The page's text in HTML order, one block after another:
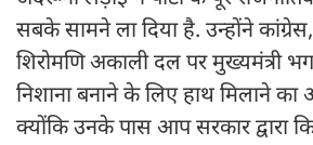
सबके सामने ला दिया है. उन्होंने
शिरोमणि अकाली दल पर मुख्यमंत्री
निशाना बनाने के लिए हाथ मिलाने का
क्योंकि उनके पास आप सरकार द्वारा